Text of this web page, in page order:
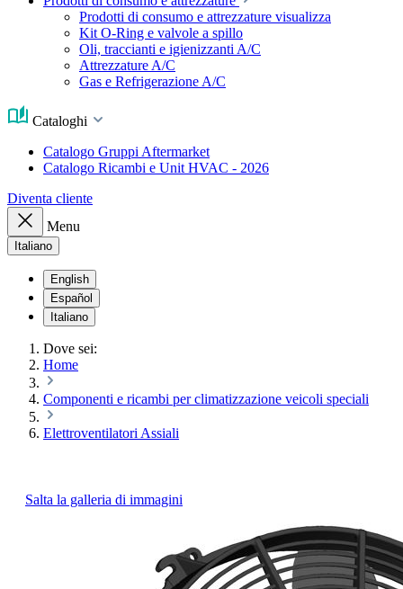
Prodotti di consumo e attrezzature visualizza
Kit O-Ring e valvole a spillo
Oli, traccianti e igienizzanti A/C
Attrezzature A/C
Gas e Refrigerazione A/C
Cataloghi
Catalogo Gruppi Aftermarket
Catalogo Ricambi e Unit HVAC - 2026
Diventa cliente
Menu
Italiano
English
Español
Italiano
Dove sei:
Home
Componenti e ricambi per climatizzazione veicoli speciali
Elettroventilatori Assiali
Salta la galleria di immagini